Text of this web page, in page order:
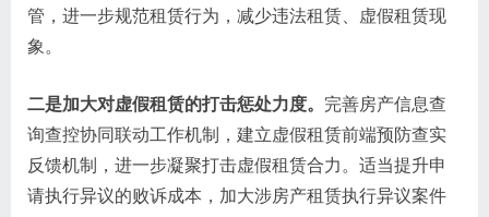
管，进一步规范租赁行为，减少违法租赁、虚假租赁现
象。
二是加大对虚假租赁的打击惩处力度。 完善房产信息查
询查控协同联动工作机制，建立虚假租赁前端预防查实
反馈机制，进一步凝聚打击虚假租赁合力。适当提升申
请执行异议的败诉成本，加大涉房产租赁执行异议案件